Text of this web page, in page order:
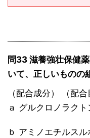
問33 滋養強壮保健
いて、正しいものの
（配合成分） （配合
ａ グルクロノラク
ｂ アミノエチルス